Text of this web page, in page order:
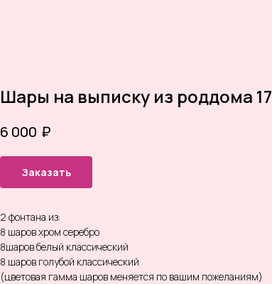
Шары на выписку из роддома 17
6 000 ₽
Заказать
2 фонтана из:
8 шаров хром серебро
8шаров белый классический
8 шаров голубой классический
(цветовая гамма шаров меняется по вашим пожеланиям)